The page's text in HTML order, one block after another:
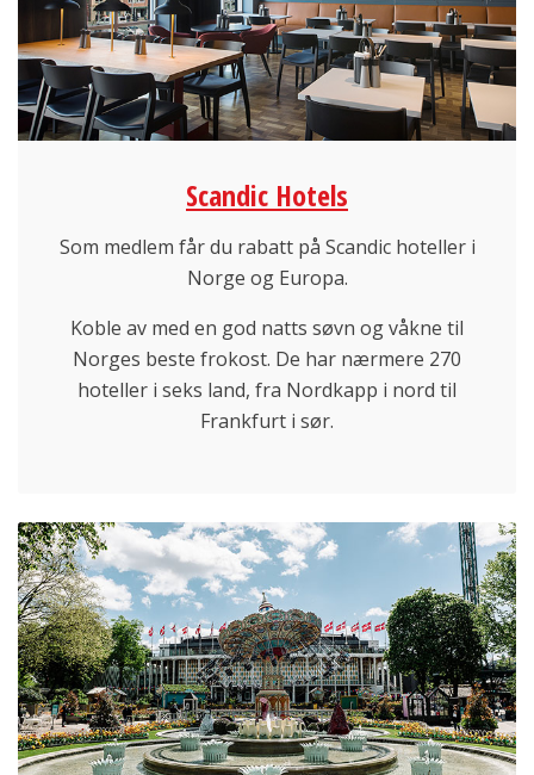
Scandic Hotels
Som medlem får du rabatt på Scandic hoteller i
Norge og Europa.
Koble av med en god natts søvn og våkne til
Norges beste frokost. De har nærmere 270
hoteller i seks land, fra Nordkapp i nord til
Frankfurt i sør.